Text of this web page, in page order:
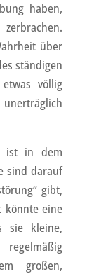
haben,
über
ständigen
völlig
ist in dem
sind darauf
gibt,
könnte eine
sie kleine,
großen,